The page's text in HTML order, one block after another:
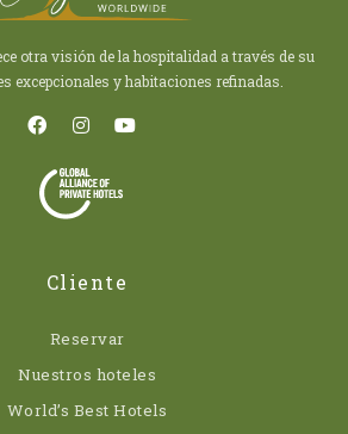
otra visión de la hospitalidad a través de su
excepcionales y habitaciones refinadas.
Cliente
Reservar
Nuestros hoteles
World’s Best Hotels